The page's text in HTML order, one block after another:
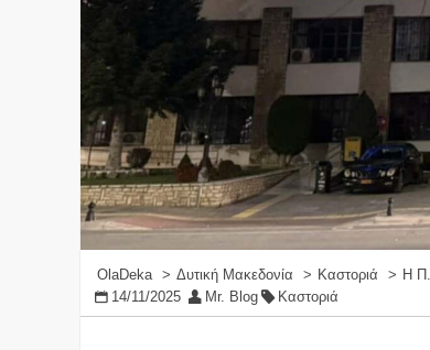
OlaDeka Δυτική Μακεδονία Καστοριά
Η Π.
14/11/2025
Mr. Blog Καστοριά